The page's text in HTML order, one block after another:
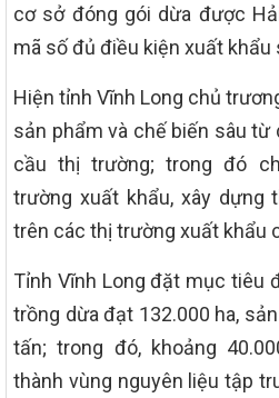
cơ sở đóng gói dừa được
mã số đủ điều kiện xuất khẩu
Hiện tỉnh Vĩnh Long chủ
sản phẩm và chế biến sâu từ
cầu thị trường; trong đó
trường xuất khẩu, xây dựng
trên các thị trường xuất khẩu
Tỉnh Vĩnh Long đặt mục tiêu
trồng dừa đạt 132.000 ha,
tấn; trong đó, khoảng
thành vùng nguyên liệu tập